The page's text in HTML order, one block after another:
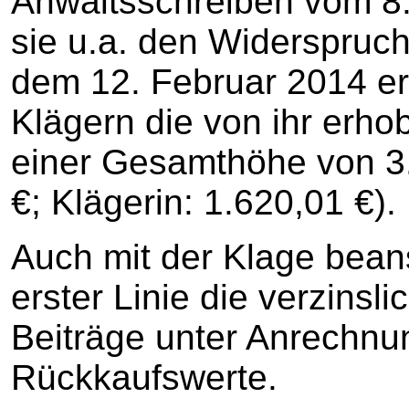
sie u.a. den
dem 12. Februar 2014
Klägern die von ihr
einer Gesamthöhe von
€; Klägerin: 1.620,01 €).
Auch mit der Klage
erster Linie die
Beiträge unter
Rückkaufswerte.